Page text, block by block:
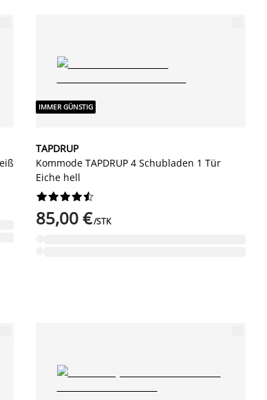
IMMER GÜNSTIG
TAPDRUP
Kommode TAPDRUP 4 Schubladen 1 Tür
Eiche hell






85,00 €/STK